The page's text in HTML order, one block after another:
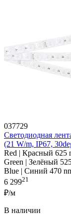
037729
Светодиодная
(21 W/m, IP67,
Red | Красный 625
Green | Зелёный
Blue | Синий 470
6 29921
₽/м
В наличии